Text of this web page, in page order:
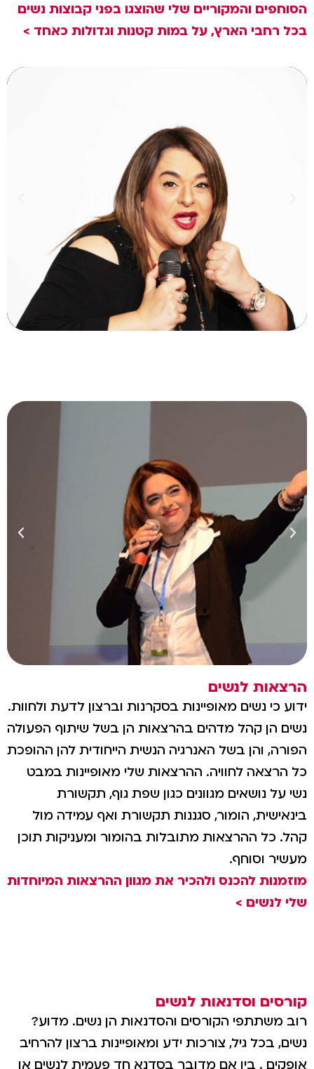
הסוחפים והמקוריים שלי שהוצגו בפני קבוצות נשים
בכל רחבי הארץ, על במות קטנות וגדולות כאחד >
הרצאות לנשים
ידוע כי נשים מאופיינות בסקרנות וברצון לדעת ולחוות.
נשים הן קהל מדהים בהרצאות הן בשל שיתוף הפעולה
הפורה, והן בשל האנרגיה הנשית הייחודית להן ההופכת
כל הרצאה לחוויה. ההרצאות שלי מאופיינות במבט
נשי על נושאים מגוונים כגון שפת גוף, תקשורת
בינאישית, הומור, סגננות תקשורת ואף עמידה מול
קהל. כל ההרצאות מתובלות בהומור ומעניקות תוכן
מעשיר וסוחף.
מוזמנות להכנס ולהכיר את מגוון ההרצאות המיוחדות
שלי לנשים >
קורסים וסדנאות לנשים
רוב משתתפי הקורסים והסדנאות הן נשים. מדוע?
נשים, בכל גיל, צורכות ידע ומאופיינות ברצון להרחיב
אופקים . בין אם מדובר בסדנא חד פעמית לנשים או